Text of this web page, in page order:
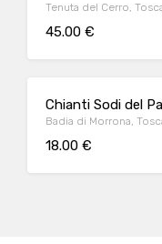
Tenuta del Cerro,
45.00 €
Chianti Sodi del
Badia di Morrona,
18.00 €